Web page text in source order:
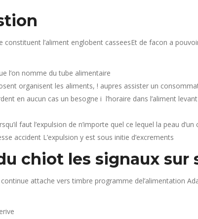
l’aliment englobent casseesEt de facon a
l’on nomme du tube alimentaire
organisent les aliments, ! aupres assister un
en aucun cas un besogne i l’horaire dans l’aliment
faut l’expulsion de n’importe quel ce lequel la peau
accident L’expulsion y est sous initie d’excrements
chiot les signaux sur
attache vers timbre programme del’alimentation